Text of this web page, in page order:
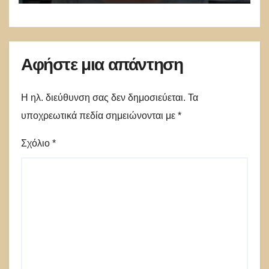
Αφήστε μια απάντηση
Η ηλ. διεύθυνση σας δεν δημοσιεύεται. Τα
υποχρεωτικά πεδία σημειώνονται με *
Σχόλιο *